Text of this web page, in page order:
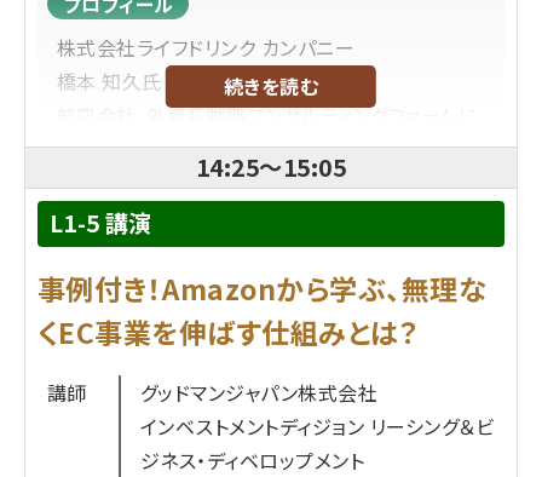
株式会社ライフドリンク カンパニー
橋本 知久氏
航空会社、外資系戦略コンサルティングファームに
て事業再生・DX推進支援等に従事した後、2017年
にライフドリンク カンパニーに入社。経営企画を経
て、現在はSCM本部責任者。2020年よりEC事業を
責任者として立ち上げ。以後、「ライフドリンク」の実
現に向けて、日々奮闘中。
続きを読む
14:25～15:05
L1-5 講演
事例付き！Amazonから学ぶ、無理な
くEC事業を伸ばす仕組みとは？
講師
グッドマンジャパン株式会社
インベストメントディジョン リーシング＆ビ
ジネス・ディベロップメント